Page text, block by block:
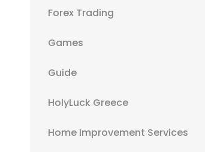
Forex Trading
Games
Guide
HolyLuck Greece
Home Improvement Services